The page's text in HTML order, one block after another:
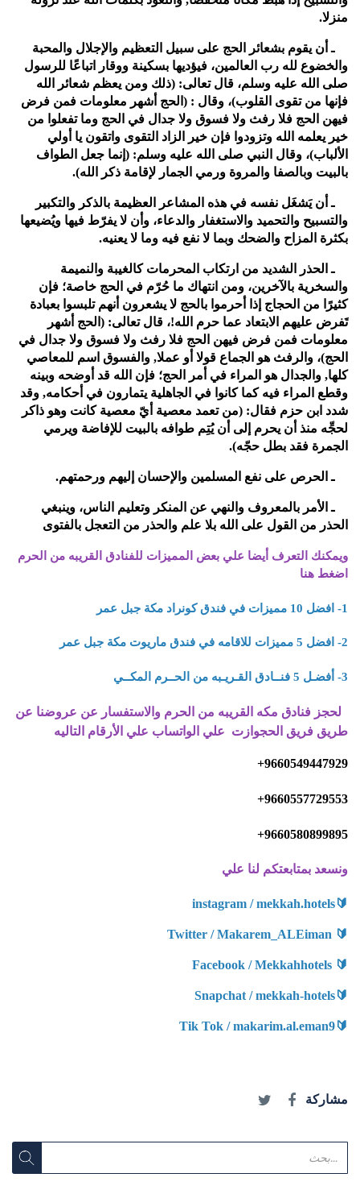
منزلا.
11ـ أن يقوم بشعائر الحج على سبيل التعظيم والإجلال والمحبة
والخضوع لله رب العالمين، فيؤديها بسكينة ووقار اتباعًا للرسول
صلى الله عليه وسلم، قال تعالى: (ذلك ومن يعظم شعائر الله
فإنها من تقوى القلوب)، وقال : (الحج أشهر معلومات فمن فرض
فيهن الحج فلا رفث ولا فسوق ولا جدال في الحج وما تفعلوا من
خير يعلمه الله وتزودوا فإن خير الزاد التقوى واتقون يا أولي
الألباب)، وقال النبي صلى الله عليه وسلم: (إنما جعل الطواف
بالبيت وبالصفا والمروة ورمي الجمار لإقامة ذكر الله).
12ـ أن يَشغَل نفسه في هذه المشاعر العظيمة بالذكر والتكبير
والتسبيح والتحميد والاستغفار والدعاء، وأن لا يفرّط فيها ويُضيعها
بكثرة المزاح والضحك وبما لا نفع فيه وما لا يعنيه.
13ـ الحذر الشديد من ارتكاب المحرمات كالغيبة والنميمة
والسخرية بالآخرين، ومن انتهاك ما حُرّم في الحج خاصة؛ فإن
كثيرًا من الحجاج إذا أحرموا بالحج لا يشعرون أنهم تلبسوا بعبادة
تَفرض عليهم الابتعاد عما حرم الله!، قال تعالى: (الحج أشهر
معلومات فمن فرض فيهن الحج فلا رفث ولا فسوق ولا جدال في
الحج)، والرفث هو الجماع قولا أو عملا, والفسوق اسم للمعاصي
كلها, والجدال هو المراء في أمر الحج؛ فإن الله قد أوضحه وبينه
وقطع المراء فيه كما كانوا في الجاهلية يتمارون في أحكامه, وقد
شدد ابن حزم فقال: (من تعمد معصية أيّ معصية كانت وهو ذاكر
لحجِّه منذ أن يحرم إلى أن يُتِم طوافه بالبيت للإفاضة ويرمي
الجمرة فقد بطل حجّه).
15ـ الأمر بالمعروف والنهي عن المنكر وتعليم الناس، وينبغي
الحذر من القول على الله بلا علم والحذر من التعجل بالفتوى
ويمكنك التعرف أيضا علي بعض المميزات للفنادق القريبه من الحرم
اضغط هنا
1- افضل 10 مميزات في فندق كونراد مكة جبل عمر
2- افضل 5 مميزات للاقامه في فندق ماريوت مكة جبل عمر
3- أفضـل 5 فنــادق القـريـبه من الحــرم المكــي
لحجز فنادق مكه القريبه من الحرم والاستفسار عن عروضنا عن
طريق فريق الحجوازت علي الواتساب علي الأرقام التاليه
9660549447929+
9660557729553+
9660580899895+
ونسعد بمتابعتكم لنا علي
🔰
instagram / mekkah.hotels
🔰
🔰
🔰
Snapchat / mekkah-hotels
🔰
Tik Tok / makarim.al.eman9
مشاركة